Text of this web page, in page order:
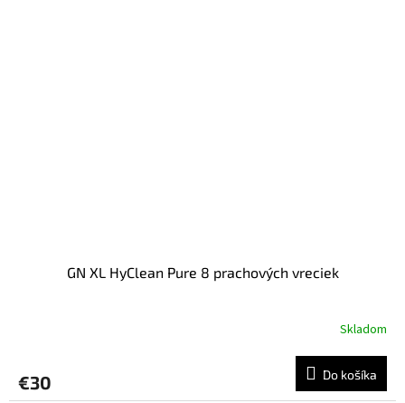
GN XL HyClean Pure 8 prachových vreciek
Skladom
€30 Do košíka